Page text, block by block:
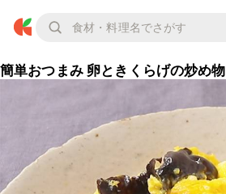
簡単おつまみ 卵ときくらげの炒め物